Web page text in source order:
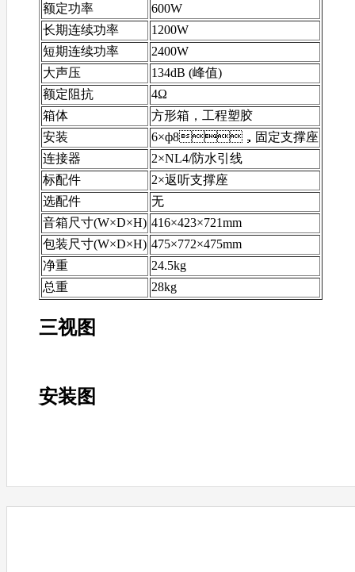
额定功率
600W
长期连续功率
1200W
短期连续功率
2400W
大声压
134dB (峰值)
额定阻抗
4Ω
箱体
方形箱，工程塑胶
安装
6×ф8，固定支撑座
连接器
2×NL4/防水引线
标配件
2×返听支撑座
选配件
无
音箱尺寸(W×D×H) 416×423×721mm
包装尺寸(W×D×H) 475×772×475mm
净重
24.5kg
总重
28kg
三视图
安装图